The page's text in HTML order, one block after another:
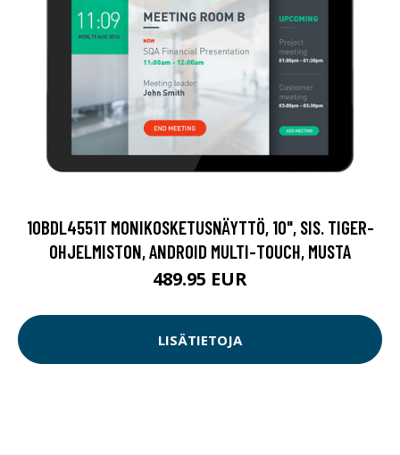
10BDL4551T MONIKOSKETUSNÄYTTÖ, 10", SIS. TIGER-
OHJELMISTON, ANDROID MULTI-TOUCH, MUSTA
489.95 EUR
LISÄTIETOJA